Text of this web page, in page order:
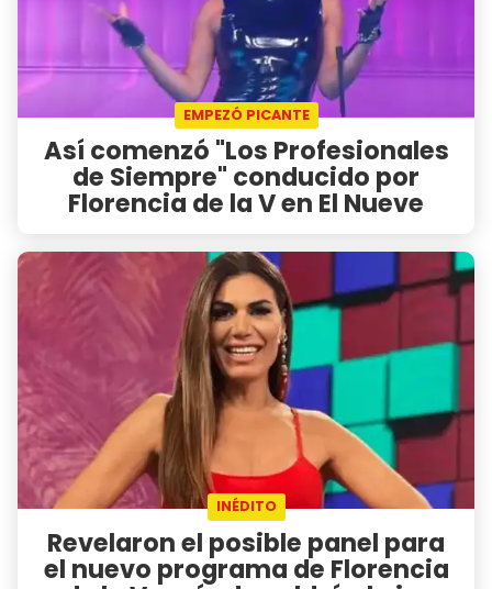
EMPEZÓ PICANTE
Así comenzó "Los Profesionales
de Siempre" conducido por
Florencia de la V en El Nueve
INÉDITO
Revelaron el posible panel para
el nuevo programa de Florencia